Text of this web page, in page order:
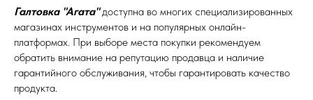
Галтовка "Агата"доступна во многих специализированных
магазинах инструментов и на популярных онлайн-
платформах. При выборе места покупки рекомендуем
обратить внимание на репутацию продавца и наличие
гарантийного обслуживания, чтобы гарантировать качество
продукта.